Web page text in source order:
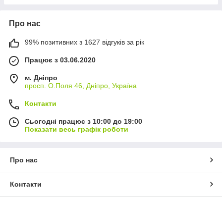
Про нас
99% позитивних з 1627 відгуків за рік
Працює з 03.06.2020
м. Дніпро
просп. О.Поля 46, Дніпро, Україна
Контакти
Сьогодні працює з 10:00 до 19:00
Показати весь графік роботи
Про нас
Контакти